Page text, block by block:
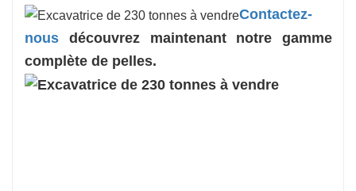
Contactez-
nous découvrez maintenant notre gamme
complète de pelles.